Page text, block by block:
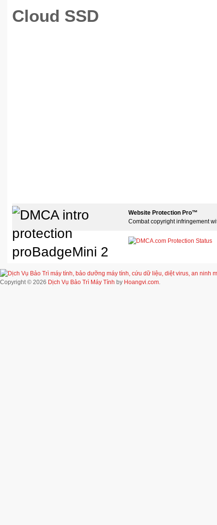
Cloud SSD
Website Protection Pro™
Combat copyright infringement
Copyright © 2026 Dịch Vụ Bảo Trì Máy Tính by Hoangvi.com.